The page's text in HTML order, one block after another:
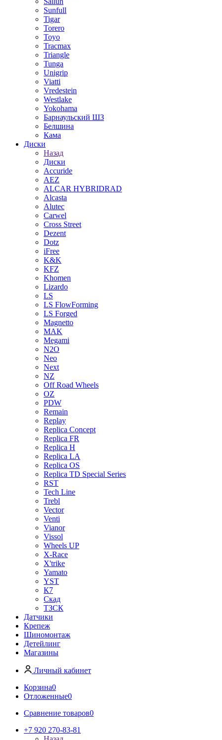
Sunfull
Tigar
Torero
Toyo
Tracmax
Triangle
Tunga
Unigrip
Viatti
Vredestein
Westlake
Yokohama
Барнаульский ШЗ
Белшина
Кама
Диски
Назад
Диски
Accuride
AEZ
ALCAR HYBRIDRAD
Alcasta
Alutec
Carwel
Cross Street
Dezent
Dotz
iFree
K&K
KFZ
Khomen
Lizardo
LS
LS FlowForming
LS Forged
Magnetto
MAK
Megami
N2O
Neo
Next
NZ
Off Road Wheels
OZ
PDW
Remain
Replay
Replica Concept
Replica FR
Replica H
Replica LA
Replica OS
Replica TD Special Series
RST
Tech Line
Trebl
Vector
Venti
Vianor
Vissol
Wheels UP
X-Race
X'trike
Yamato
YST
К7
Скад
ТЗСК
Датчики
Крепеж
Шиномонтаж
Детейлинг
Магазины
Личный кабинет
Корзина0
Отложенные0
Сравнение товаров0
+7 920 270-83-81